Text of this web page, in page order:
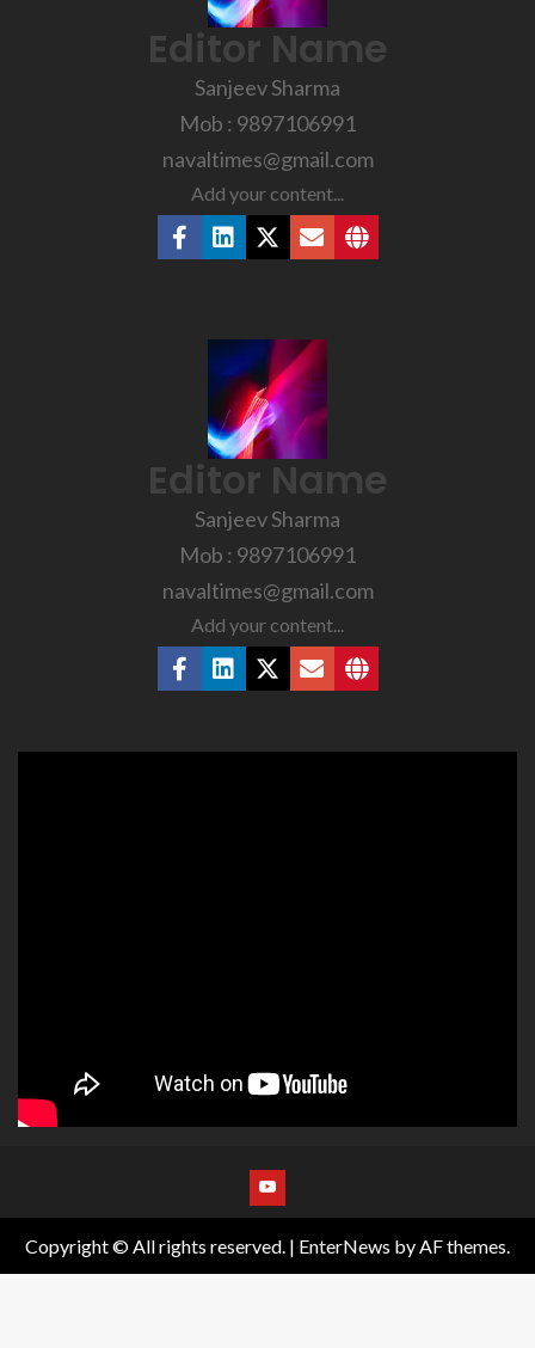
Editor Name
Sanjeev Sharma
Mob : 9897106991
navaltimes@gmail.com
Add your content...
Editor Name
Sanjeev Sharma
Mob : 9897106991
navaltimes@gmail.com
Add your content...
Copyright © All rights reserved. | EnterNews by AF themes.